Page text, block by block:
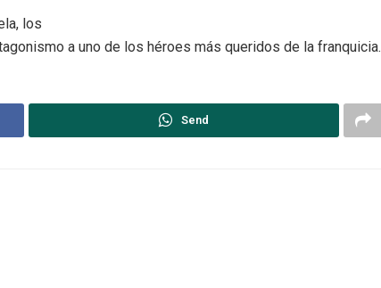
los
a uno de los héroes más queridos de la franquicia.
Send